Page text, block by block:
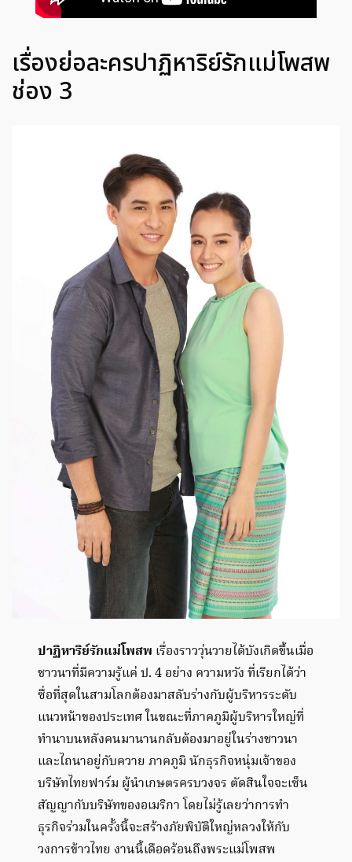
เรื่องย่อละครปาฏิหาริย์รักแม่โพสพ
ช่อง 3
ปาฏิหาริย์รักแม่โพสพ เรื่องราววุ่นวายได้บังเกิดขึ้นเมื่อ
ชาวนาที่มีความรู้แค่ ป. 4 อย่าง ความหวัง ที่เรียกได้ว่า
ซื่อที่สุดในสามโลกต้องมาสลับร่างกับผู้บริหารระดับ
แนวหน้าของประเทศ ในขณะที่ภาคภูมิผู้บริหารใหญ่ที่
ทำนาบนหลังคนมานานกลับต้องมาอยู่ในร่างชาวนา
และไถนาอยู่กับควาย ภาคภูมิ นักธุรกิจหนุ่มเจ้าของ
บริษัทไทยฟาร์ม ผู้นำเกษตรครบวงจร ตัดสินใจจะเซ็น
สัญญากับบริษัทของอเมริกา โดยไม่รู้เลยว่าการทำ
ธุรกิจร่วมในครั้งนี้จะสร้างภัยพิบัติใหญ่หลวงให้กับ
วงการข้าวไทย งานนี้เดือดร้อนถึงพระแม่โพสพ